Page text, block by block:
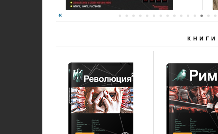
24 апреля стартовали продажи 2 книги
КНИГИ